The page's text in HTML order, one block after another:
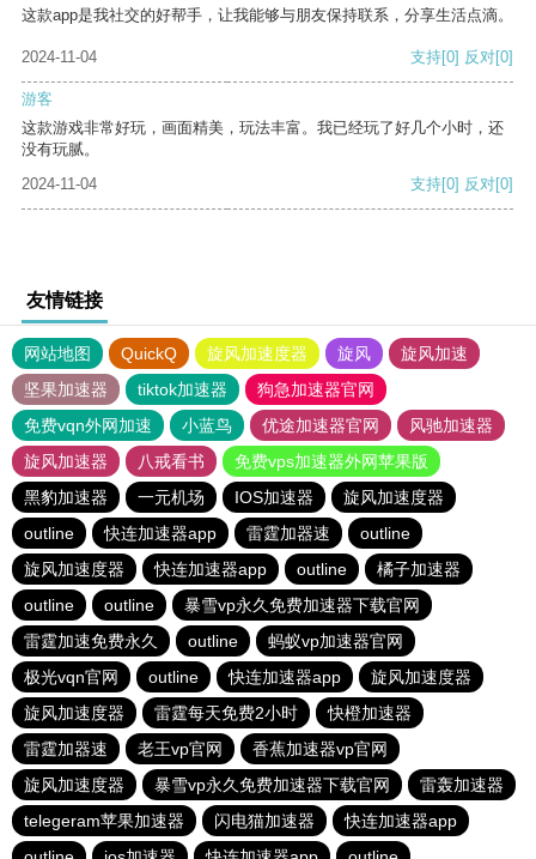
这款app是我社交的好帮手，让我能够与朋友保持联系，分享生活点滴。
2024-11-04 支持[0] 反对[0]
游客
这款游戏非常好玩，画面精美，玩法丰富。我已经玩了好几个小时，还
没有玩腻。
2024-11-04
支持[0] 反对[0]
友情链接
网站地图 QuickQ 旋风加速度器 旋风
旋风加速
坚果加速器
tiktok加速器
狗急加速器官网
免费vqn外网加速
小蓝鸟 优途加速器官网
风驰加速器
旋风加速器
八戒看书
免费vps加速器外网苹果版
黑豹加速器
一元机场 IOS加速器
旋风加速度器
outline
快连加速器app 雷霆加器速
outline
旋风加速度器
快连加速器app outline
橘子加速器
outline
outline
暴雪vp永久免费加速器下载官网
雷霆加速免费永久
outline
蚂蚁vp加速器官网
极光vqn官网
outline 快连加速器app
旋风加速度器
旋风加速度器
雷霆每天免费2小时
快橙加速器
雷霆加器速
老王vp官网
香蕉加速器vp官网
旋风加速度器
暴雪vp永久免费加速器下载官网
雷轰加速器
telegeram苹果加速器
闪电猫加速器
快连加速器app